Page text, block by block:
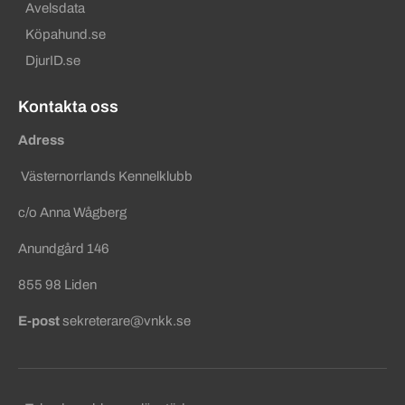
Avelsdata
Köpahund.se
DjurID.se
Kontakta oss
Adress
Västernorrlands Kennelklubb
c/o Anna Wågberg
Anundgård 146
855 98 Liden
E-postsekreterare@vnkk.se